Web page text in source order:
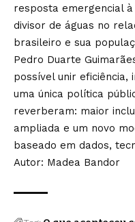
resposta emergencial
divisor de águas no
brasileiro e sua
Pedro Duarte
possível unir eficiência,
uma única política
reverberam: maior
ampliada e um novo
baseado em dados,
Autor: Madea Bandor